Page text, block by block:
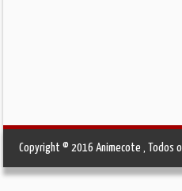
Copyright © 2016 Animecote , Todos